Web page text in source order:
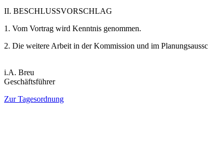
II. BESCHLUSSVORSCHLAG
1. Vom Vortrag wird Kenntnis genommen.
2. Die weitere Arbeit in der Kommission und im
i.A. Breu
Geschäftsführer
Zur Tagesordnung